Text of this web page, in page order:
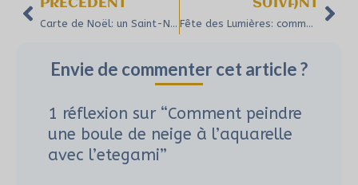
PRÉCÉDENT
Carte de Noël: un Saint-Nicolas à l’aquarelle et papier découpé
SUIVANT
Fête des Lumières: comment créer des cartes de vœux pour illuminer vos fenêtres
Envie de commenter cet article ?
1 réflexion sur “Comment peindre
une boule de neige à l’aquarelle
avec l’etegami”